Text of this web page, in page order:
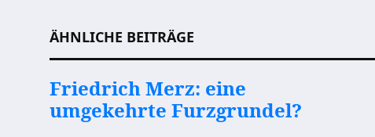
ÄHNLICHE BEITRÄGE
Friedrich Merz: eine
umgekehrte Furzgrundel?